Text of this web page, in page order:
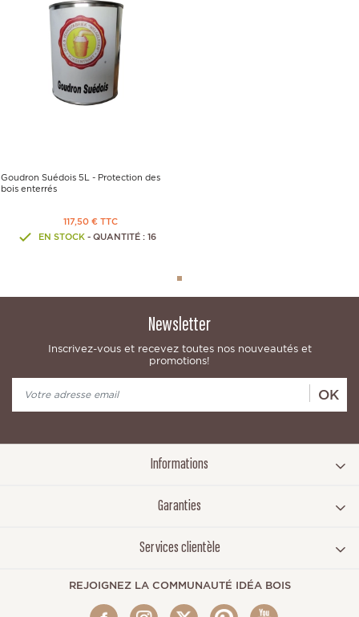
Goudron Suédois 5L - Protection des
bois enterrés
117,50 € TTC
EN STOCK - QUANTITÉ : 16
Newsletter
Inscrivez-vous et recevez toutes nos nouveautés et
promotions!
OK
Informations
Garanties
Services clientèle
REJOIGNEZ LA COMMUNAUTÉ IDÉA BOIS